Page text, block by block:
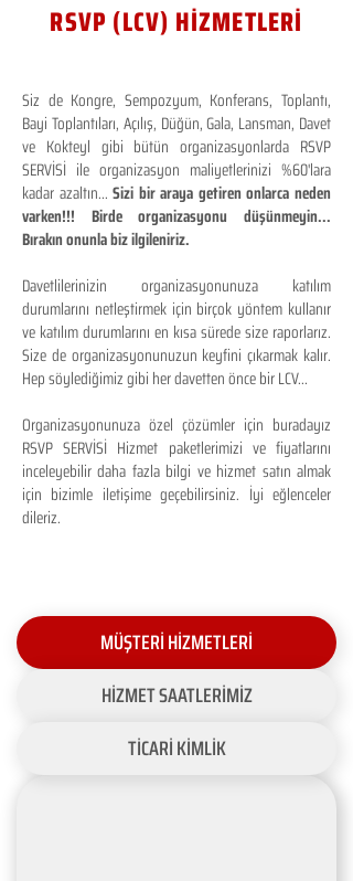
RSVP (LCV) HİZMETLERİ
Siz de Kongre, Sempozyum, Konferans, Toplantı,
Bayi Toplantıları, Açılış, Düğün, Gala, Lansman, Davet
ve Kokteyl gibi bütün organizasyonlarda RSVP
SERVİSİ ile organizasyon maliyetlerinizi %60'lara
kadar azaltın...Sizi bir araya getiren onlarca neden
varken!!! Birde organizasyonu düşünmeyin...
Bırakın onunla biz ilgileniriz.
Davetlilerinizin organizasyonunuza katılım
durumlarını netleştirmek için birçok yöntem kullanır
ve katılım durumlarını en kısa sürede size raporlarız.
Size de organizasyonunuzun keyfini çıkarmak kalır.
Hep söylediğimiz gibi her davetten önce bir LCV...
Organizasyonunuza özel çözümler için buradayız
RSVP SERVİSİ Hizmet paketlerimizi ve fiyatlarını
inceleyebilir daha fazla bilgi ve hizmet satın almak
için bizimle iletişime geçebilirsiniz. İyi eğlenceler
dileriz.
MÜŞTERİ HİZMETLERİ
HİZMET SAATLERİMİZ
TİCARİ KİMLİK